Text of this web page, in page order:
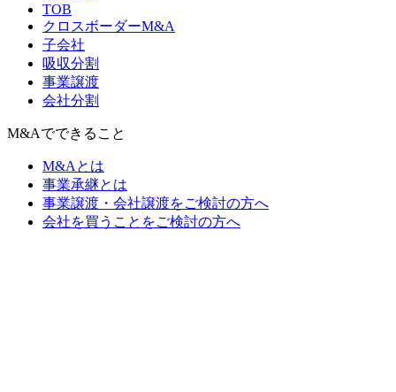
TOB
クロスボーダーM&A
子会社
吸収分割
事業譲渡
会社分割
M&Aでできること
M&Aとは
事業承継とは
事業譲渡・会社譲渡をご検討の方へ
会社を買うことをご検討の方へ